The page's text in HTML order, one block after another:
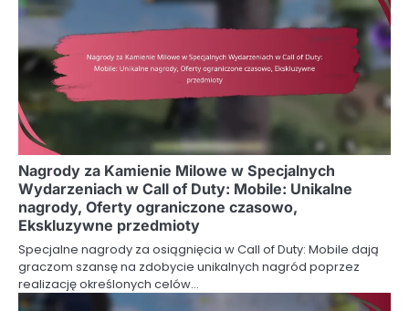
Nagrody za Kamienie Milowe w Specjalnych
Wydarzeniach w Call of Duty: Mobile: Unikalne
nagrody, Oferty ograniczone czasowo,
Ekskluzywne przedmioty
Specjalne nagrody za osiągnięcia w Call of Duty: Mobile dają
graczom szansę na zdobycie unikalnych nagród poprzez
realizację określonych celów…